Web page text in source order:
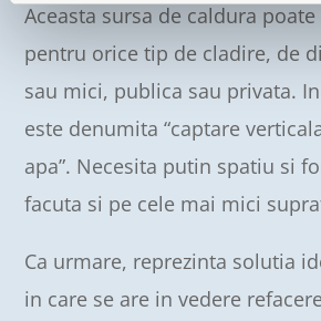
Aceasta sursa de caldura
pentru orice tip de cladire, de
sau mici, publica sau privata.
este denumita “captare
apa”. Necesita putin spatiu si
facuta si pe cele mai mici
Ca urmare, reprezinta solutia
in care se are in vedere